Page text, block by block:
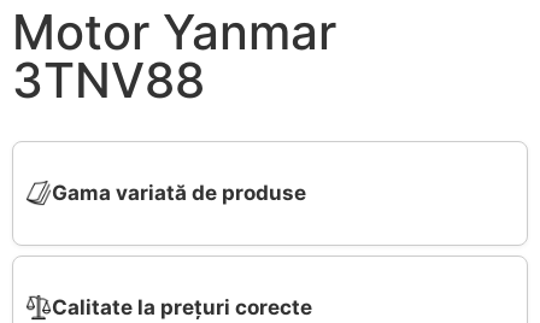
Motor Yanmar
3TNV88
Gama variată de produse
Calitate la prețuri corecte